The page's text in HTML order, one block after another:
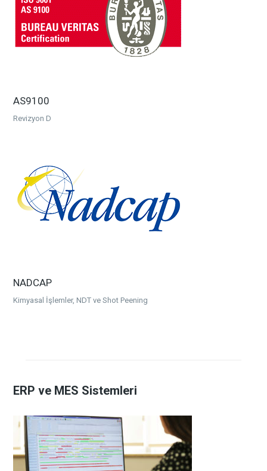
AS9100
Revizyon D
NADCAP
Kimyasal İşlemler, NDT ve Shot Peening
ERP ve MES Sistemleri